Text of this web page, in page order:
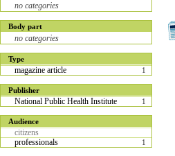
no categories
Body part
no categories
Type
magazine article 1
Publisher
National Public Health Institute 1
Audience
citizens
professionals
1